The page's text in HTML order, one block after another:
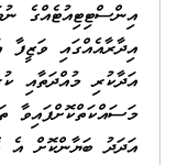
އިންސްޓިޓިއުޓެއްގެ
އިދާރާއެއްގައި ވަޒީފާ
އަދާކުރި މުއްދަތާއި
މަސައްކަތްކޮށްފައިވާ
އަދަދު ބަޔާންކޮށް އެ